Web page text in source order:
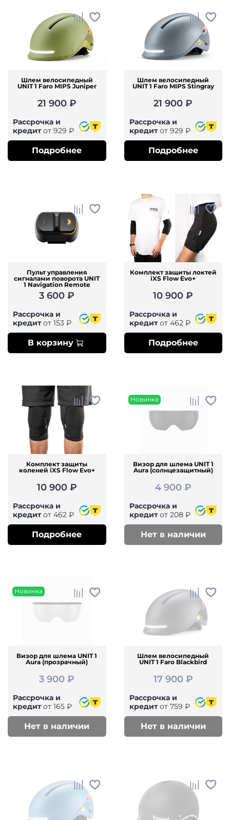
Шлем велосипедный
UNIT 1 Faro MIPS Juniper
21 900 ₽
Рассрочка и
кредитот 929 ₽
Подробнее
Шлем велосипедный
UNIT 1 Faro MIPS Stingray
21 900 ₽
Рассрочка и
кредитот 929 ₽
Подробнее
Пульт управления
сигналами поворота UNIT
1 Navigation Remote
3 600 ₽
Рассрочка и
кредитот 153 ₽
В корзину
Комплект защиты локтей
iXS Flow Evo+
10 900 ₽
Рассрочка и
кредитот 462 ₽
Подробнее
Комплект защиты
коленей iXS Flow Evo+
10 900 ₽
Рассрочка и
кредитот 462 ₽
Подробнее
Новинка
Визор для шлема UNIT 1
Aura (солнцезащитный)
4 900 ₽
Рассрочка и
кредитот 208 ₽
Нет в наличии
Новинка
Визор для шлема UNIT 1
Aura (прозрачный)
3 900 ₽
Рассрочка и
кредитот 165 ₽
Нет в наличии
Шлем велосипедный
UNIT 1 Faro Blackbird
17 900 ₽
Рассрочка и
кредитот 759 ₽
Нет в наличии